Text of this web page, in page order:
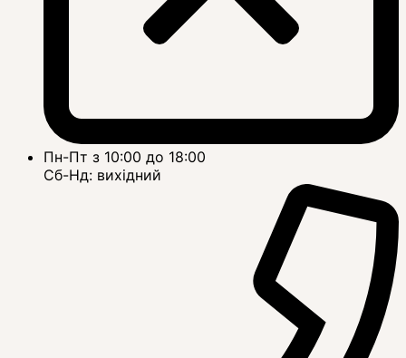
Пн-Пт з 10:00 до 18:00
Сб-Нд: вихідний